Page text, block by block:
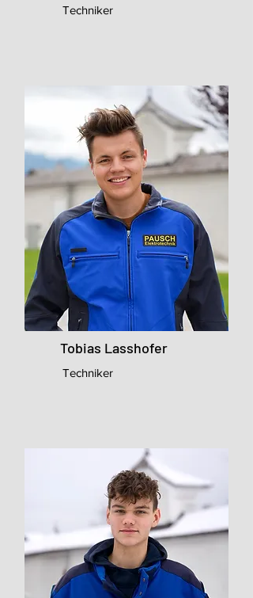
Techniker
Tobias Lasshofer
Techniker